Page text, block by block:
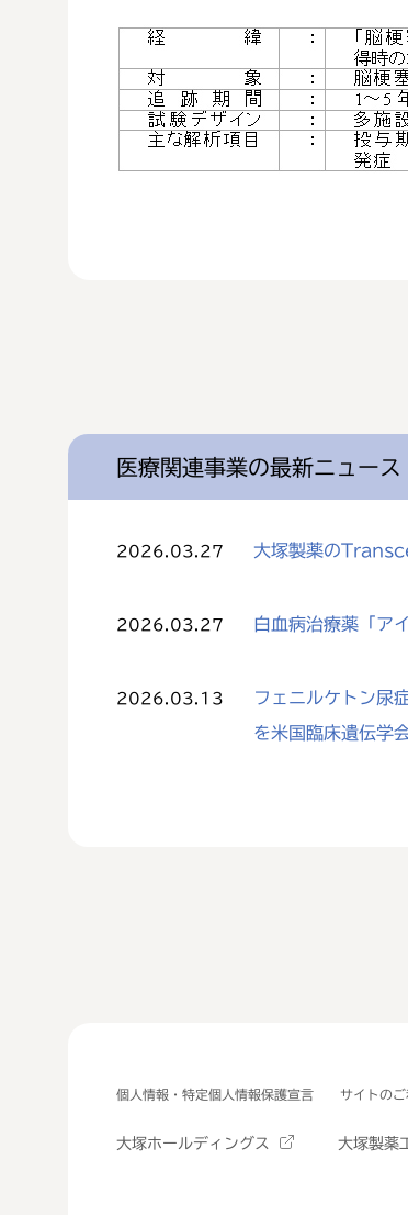
医療関連事業の最新ニュース
2026.03.27 大塚製薬の
2026.03.27 白血病治療薬「ア
2026.03.13
フェニルケトン尿
を米国臨床遺伝学
個人情報・特定個人情報保護宣言 サイトの
大塚ホールディングス 大塚製薬